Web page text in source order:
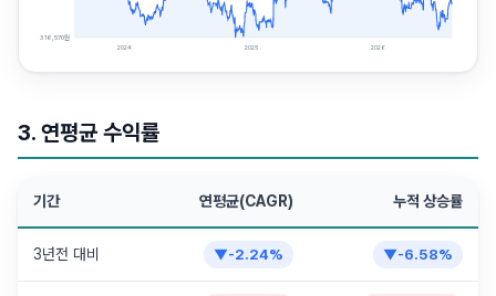
316,570원
2024 2025 2026
3. 연평균 수익률
기간 연평균(CAGR) 누적 상승률
3년전 대비 ▼-2.24% ▼-6.58%